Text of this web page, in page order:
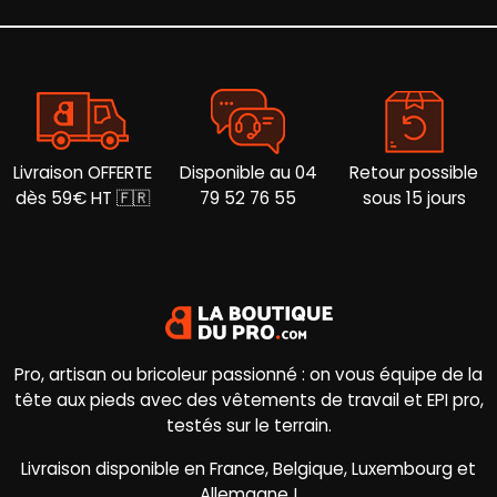
page
la
produit
Livraison OFFERTE
dès 59€ HT 🇫🇷
Disponible au 04
79 52 76 55
Retour possible
sous 15 jours
Pro, artisan ou bricoleur passionné : on vous équipe de la
tête aux pieds avec des vêtements de travail et EPI pro,
testés sur le terrain.
Livraison disponible en France, Belgique, Luxembourg et